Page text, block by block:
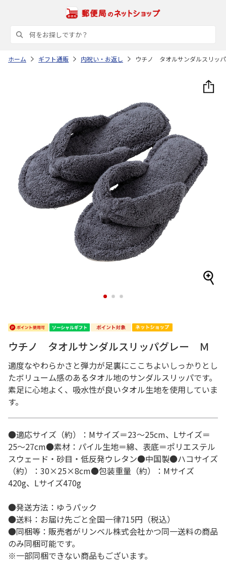
ホーム ギフト通販 内祝い・お返し ウチノ タオルサンダルスリッ
1 2 3
ウチノ タオルサンダルスリッパグレー Ｍ
適度なやわらかさと弾力が足裏にここちよいしっかりとし
たボリューム感のあるタオル地のサンダルスリッパです。
素足に心地よく、吸水性が良いタオル生地を使用していま
す。
●適応サイズ（約）：Mサイズ＝23～25cm、Lサイズ＝
25～27cm●素材：パイル生地＝綿、表底＝ポリエステル
スウェード・砂目・低反発ウレタン●中国製●ハコサイズ
（約）：30×25×8cm●包装重量（約）：Mサイズ
420g、Lサイズ470g
●発送方法：ゆうパック
●送料：お届け先ごと全国一律715円（税込）
●同梱等：販売者がリンベル株式会社かつ同一送料の商品
のみ同梱可能です。
※一部同梱できない商品もございます。